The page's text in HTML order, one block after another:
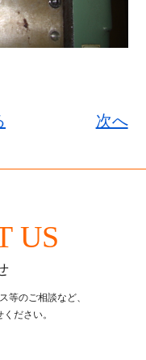
次へ
US
等のご相談など、
ださい。